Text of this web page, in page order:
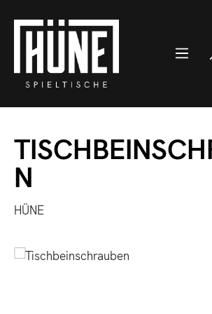
Zum Hauptinhalt springen
N
HÜNE
Bildergalerie überspringen